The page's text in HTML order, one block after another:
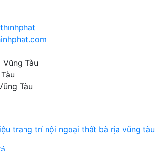
Tàu
Tàu
trang trí nội ngoại thất bà rịa vũng tàu